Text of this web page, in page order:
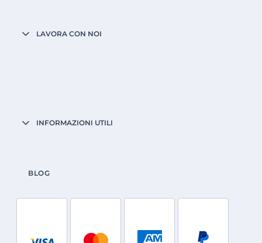
LAVORA CON NOI
INFORMAZIONI UTILI
BLOG